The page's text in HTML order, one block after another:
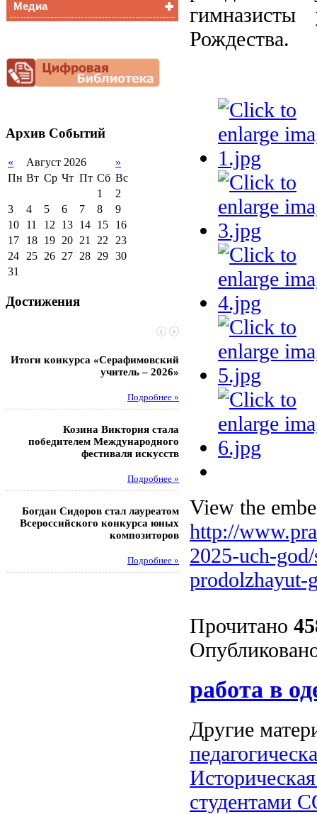
Снижение
документационной
нагрузки
Медиа
Архив Событий
« Август 2026
»
Пн Вт Ср Чт Пт Сб Вс
1
2
3
4 5 6 7 8
9
10
11 12 13 14 15
16
17
18 19 20 21 22 23
24 25 26 27 28 29 30
31
Достижения
Итоги конкурса «Серафимовский
учитель – 2026»
Подробнее »
Козина Виктория стала
победителем Международного
фестиваля искусств
Подробнее »
Богдан Сидоров стал лауреатом
Всероссийского конкурса юных
композиторов
Подробнее »
Чебаненко Глеб стал
областных
Музафаров Пётр стал
Педагоги
победителями
этапа XXI
конкурса «За
подвиг
Рождества.
View the
http://
2025-uch-
prodolzhayut-
Прочитано
работа в
Другие
студентами